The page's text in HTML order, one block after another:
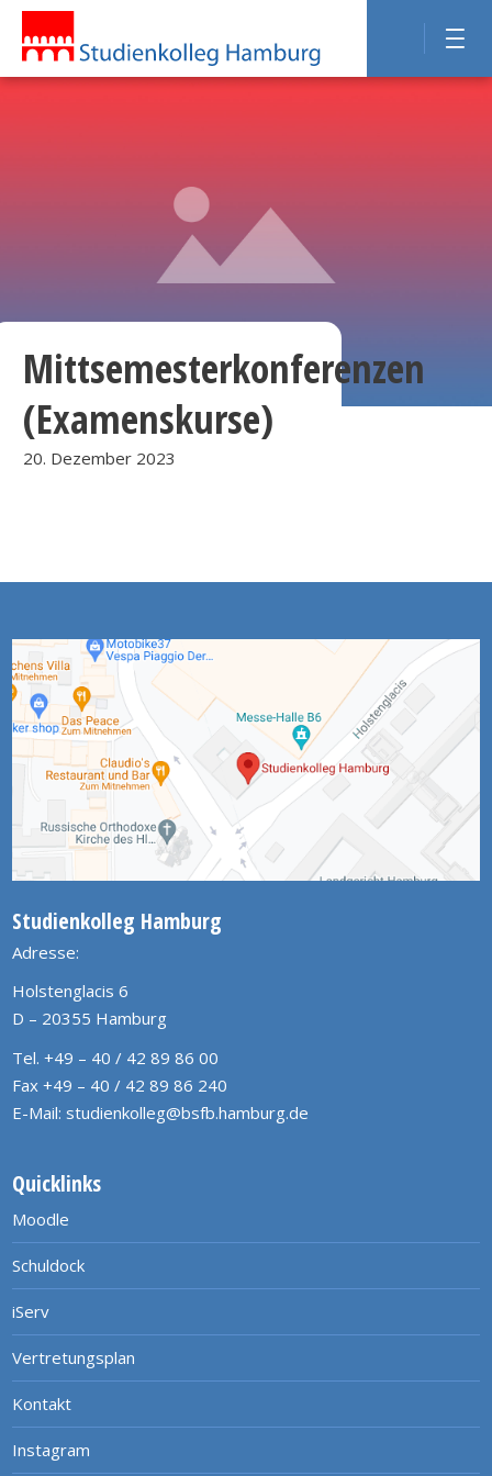
Mittsemesterkonferenzen
(Examenskurse)
20. Dezember 2023
Studienkolleg Hamburg
Adresse:
Holstenglacis 6
D – 20355 Hamburg
Tel. +49 – 40 / 42 89 86 00
Fax +49 – 40 / 42 89 86 240
E-Mail: studienkolleg@bsfb.hamburg.de
Quicklinks
Moodle
Schuldock
iServ
Vertretungsplan
Kontakt
Instagram